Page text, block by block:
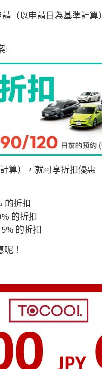
（以申請日為基準計算）
:
算），就可享折扣優惠
的折扣
的折扣
的折扣
！